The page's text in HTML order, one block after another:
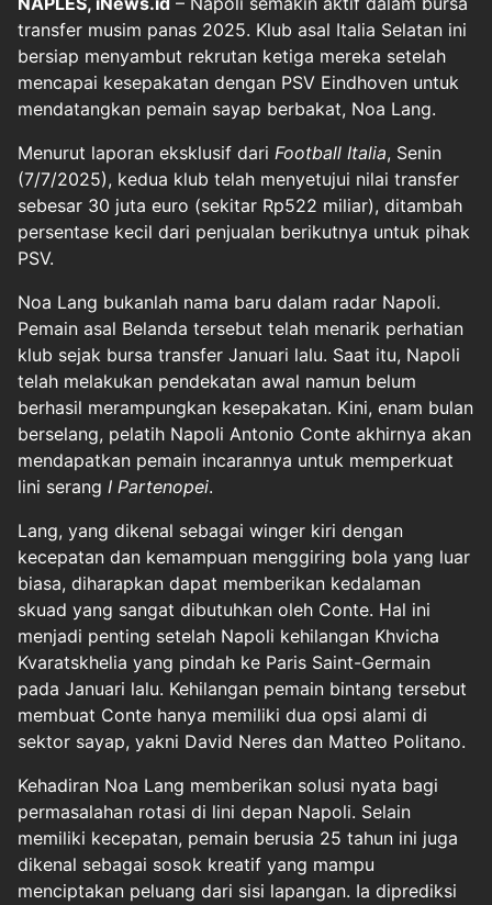
transfer musim panas 2025. Klub asal Italia Selatan ini
bersiap menyambut rekrutan ketiga mereka setelah
mencapai kesepakatan dengan PSV Eindhoven untuk
mendatangkan pemain sayap berbakat, Noa Lang.
Menurut laporan eksklusif dari Football Italia, Senin
(7/7/2025), kedua klub telah menyetujui nilai transfer
sebesar 30 juta euro (sekitar Rp522 miliar), ditambah
persentase kecil dari penjualan berikutnya untuk pihak
PSV.
Noa Lang bukanlah nama baru dalam radar Napoli.
Pemain asal Belanda tersebut telah menarik perhatian
klub sejak bursa transfer Januari lalu. Saat itu, Napoli
telah melakukan pendekatan awal namun belum
berhasil merampungkan kesepakatan. Kini, enam bulan
berselang, pelatih Napoli Antonio Conte akhirnya akan
mendapatkan pemain incarannya untuk memperkuat
lini serang I Partenopei.
Lang, yang dikenal sebagai winger kiri dengan
kecepatan dan kemampuan menggiring bola yang luar
biasa, diharapkan dapat memberikan kedalaman
skuad yang sangat dibutuhkan oleh Conte. Hal ini
menjadi penting setelah Napoli kehilangan Khvicha
Kvaratskhelia yang pindah ke Paris Saint-Germain
pada Januari lalu. Kehilangan pemain bintang tersebut
membuat Conte hanya memiliki dua opsi alami di
sektor sayap, yakni David Neres dan Matteo Politano.
Kehadiran Noa Lang memberikan solusi nyata bagi
permasalahan rotasi di lini depan Napoli. Selain
memiliki kecepatan, pemain berusia 25 tahun ini juga
dikenal sebagai sosok kreatif yang mampu
menciptakan peluang dari sisi lapangan. Ia diprediksi